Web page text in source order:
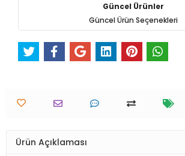
Güncel Ürünler
Güncel Ürün Seçenekleri
Ürün Açıklaması